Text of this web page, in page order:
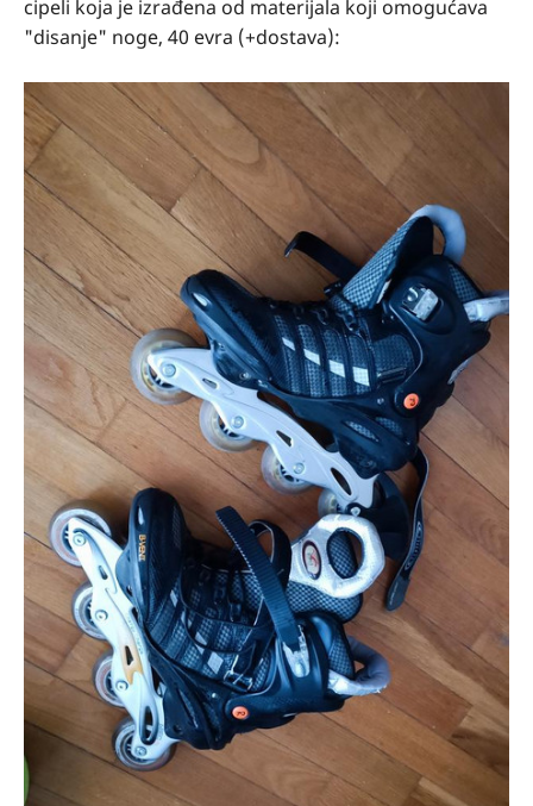
cipeli koja je izrađena od materijala koji omogućava
"disanje" noge, 40 evra (+dostava):